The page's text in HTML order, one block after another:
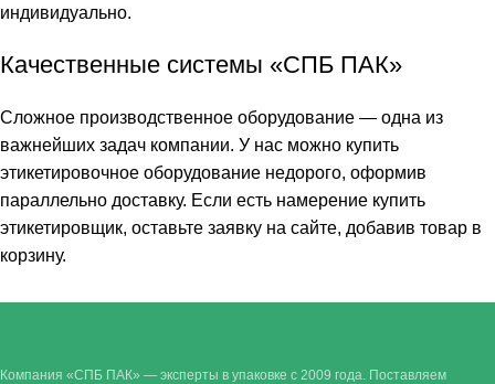
индивидуально.
Качественные системы «СПБ ПАК»
Сложное производственное оборудование — одна из
важнейших задач компании. У нас можно купить
этикетировочное оборудование недорого, оформив
параллельно доставку. Если есть намерение купить
этикетировщик, оставьте заявку на сайте, добавив товар в
корзину.
Компания «СПБ ПАК» — эксперты в упаковке с 2009 года. Поставляем